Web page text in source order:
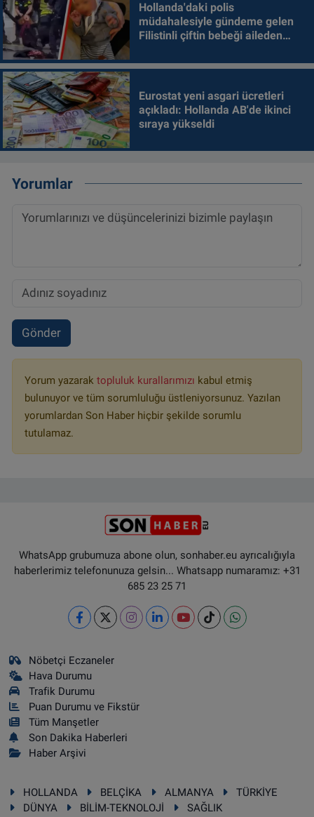
Hollanda'daki polis
müdahalesiyle gündeme gelen
Filistinli çiftin bebeği aileden
Eurostat yeni asgari ücretleri
açıkladı: Hollanda AB'de ikinci
sıraya yükseldi
Yorumlar
Gönder
Yorum yazarak topluluk kurallarımızı kabul etmiş
bulunuyor ve tüm sorumluluğu üstleniyorsunuz. Yazılan
yorumlardan Son Haber hiçbir şekilde sorumlu
tutulamaz.
WhatsApp grubumuza abone olun, sonhaber.eu ayrıcalığıyla
haberlerimiz telefonunuza gelsin... Whatsapp numaramız: +31
685 23 25 71
Nöbetçi Eczaneler
Hava Durumu
Trafik Durumu
Puan Durumu ve Fikstür
Tüm Manşetler
Son Dakika Haberleri
Haber Arşivi
HOLLANDA BELÇİKA ALMANYA
TÜRKİYE
DÜNYA
BİLİM-TEKNOLOJİ
SAĞLIK